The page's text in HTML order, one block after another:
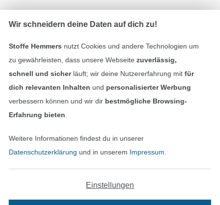
Impressum
Datenschutz
Kontakt
Bestellung widerrufen
In den deutschen Shop wechseln (aktuell
Wir schneidern deine Daten auf dich zu!
Stoffe Hemmers nutzt Cookies und andere Technologien um
zu gewährleisten, dass unsere Webseite zuverlässig,
schnell und sicherläuft; wir deine Nutzererfahrung mitfür
dich relevanten Inhalten und personalisierter Werbung
verbessern können und wir dir bestmögliche Browsing-
Erfahrung bieten
Weitere Informationen findest du in unserer
Datenschutzerklärung und in unserem Impressum
Einstellungen